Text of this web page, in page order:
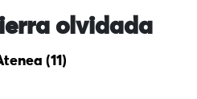
olvidada
(11)